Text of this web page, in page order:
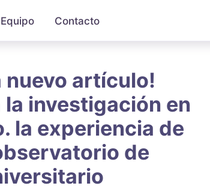
Equipo Contacto
nuevo artículo!
investigación en
la experiencia de
de